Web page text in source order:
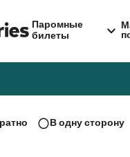
Паромные
билеты
В одну сторону